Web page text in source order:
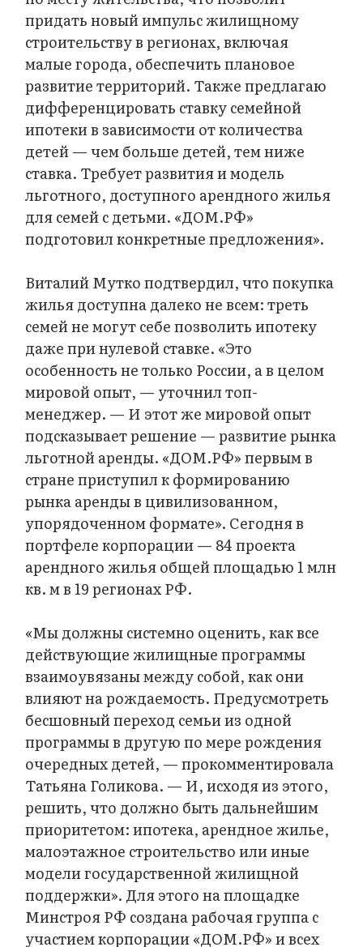
придать новый импульс жилищному
строительству в регионах, включая
малые города, обеспечить плановое
развитие территорий. Также предлагаю
дифференцировать ставку семейной
ипотеки в зависимости от количества
детей — чем больше детей, тем ниже
ставка. Требует развития и модель
льготного, доступного арендного жилья
для семей с детьми. «ДОМ.РФ»
подготовил конкретные предложения».
Виталий Мутко подтвердил, что покупка
жилья доступна далеко не всем: треть
семей не могут себе позволить ипотеку
даже при нулевой ставке. «Это
особенность не только России, а в целом
мировой опыт, — уточнил топ-
менеджер. — И этот же мировой опыт
подсказывает решение — развитие рынка
льготной аренды. «ДОМ.РФ» первым в
стране приступил к формированию
рынка аренды в цивилизованном,
упорядоченном формате». Сегодня в
портфеле корпорации — 84 проекта
арендного жилья общей площадью 1 млн
кв. м в 19 регионах РФ.
«Мы должны системно оценить, как все
действующие жилищные программы
взаимоувязаны между собой, как они
влияют на рождаемость. Предусмотреть
бесшовный переход семьи из одной
программы в другую по мере рождения
очередных детей, — прокомментировала
Татьяна Голикова. — И, исходя из этого,
решить, что должно быть дальнейшим
приоритетом: ипотека, арендное жилье,
малоэтажное строительство или иные
модели государственной жилищной
поддержки». Для этого на площадке
Минстроя РФ создана рабочая группа с
участием корпорации «ДОМ.РФ» и всех